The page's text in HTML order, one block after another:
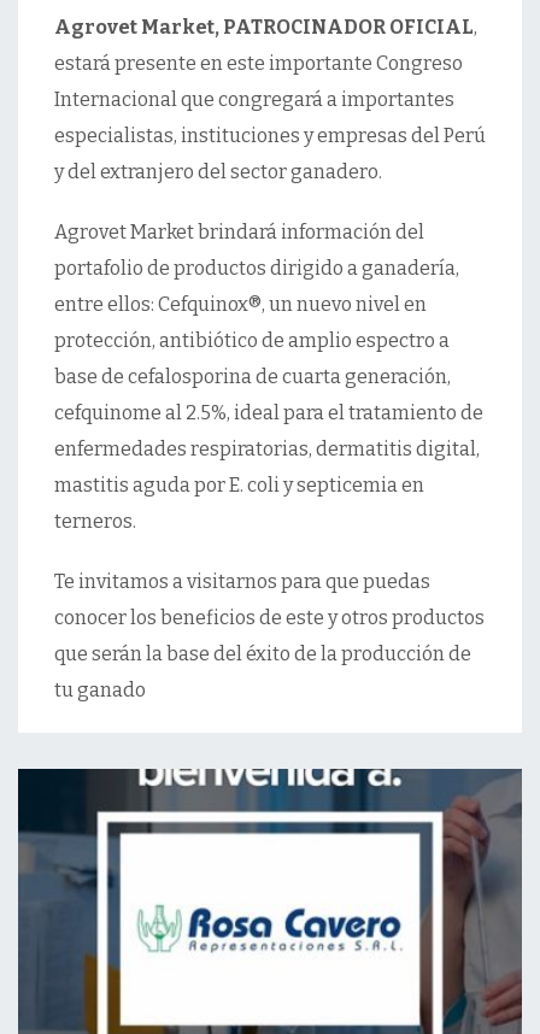
Agrovet Market, PATROCINADOR OFICIAL,
estará presente en este importante Congreso
Internacional que congregará a importantes
especialistas, instituciones y empresas del Perú
y del extranjero del sector ganadero.
Agrovet Market brindará información del
portafolio de productos dirigido a ganadería,
entre ellos: Cefquinox®, un nuevo nivel en
protección, antibiótico de amplio espectro a
base de cefalosporina de cuarta generación,
cefquinome al 2.5%, ideal para el tratamiento de
enfermedades respiratorias, dermatitis digital,
mastitis aguda por E. coli y septicemia en
terneros.
Te invitamos a visitarnos para que puedas
conocer los beneficios de este y otros productos
que serán la base del éxito de la producción de
tu ganado